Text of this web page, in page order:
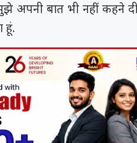
अपनी बात भी नहीं कहने
हूं.